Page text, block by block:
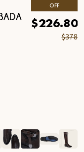
OFF
$226.80
$378